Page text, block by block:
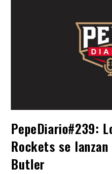
PepeDiario#239:
Rockets se
Butler